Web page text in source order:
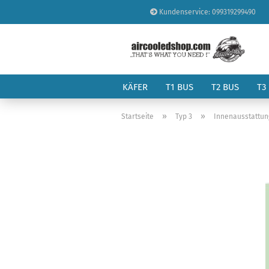
Kundenservice: 099319299490
KÄFER T1 BUS T2 BUS T3
Startseite » Typ 3 »